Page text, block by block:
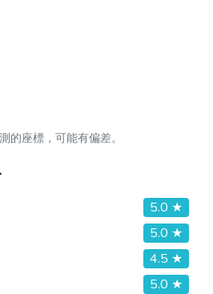
的座標，可能有偏差。
5.0 ★
5.0 ★
4.5 ★
5.0 ★